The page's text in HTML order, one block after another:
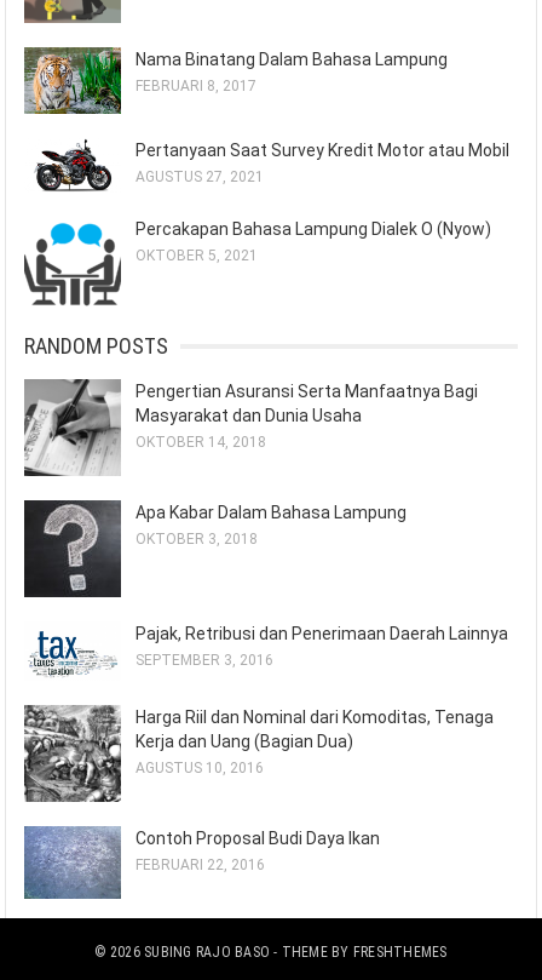
Nama Binatang Dalam Bahasa Lampung
FEBRUARI 8, 2017
Pertanyaan Saat Survey Kredit Motor atau Mobil
AGUSTUS 27, 2021
Percakapan Bahasa Lampung Dialek O (Nyow)
OKTOBER 5, 2021
RANDOM POSTS
Pengertian Asuransi Serta Manfaatnya Bagi
Masyarakat dan Dunia Usaha
OKTOBER 14, 2018
Apa Kabar Dalam Bahasa Lampung
OKTOBER 3, 2018
Pajak, Retribusi dan Penerimaan Daerah Lainnya
SEPTEMBER 3, 2016
Harga Riil dan Nominal dari Komoditas, Tenaga
Kerja dan Uang (Bagian Dua)
AGUSTUS 10, 2016
Contoh Proposal Budi Daya Ikan
FEBRUARI 22, 2016
© 2026 SUBING RAJO BASO - THEME BY FRESHTHEMES